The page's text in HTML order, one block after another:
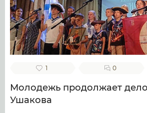
1 0
Молодежь продолжает
Ушакова